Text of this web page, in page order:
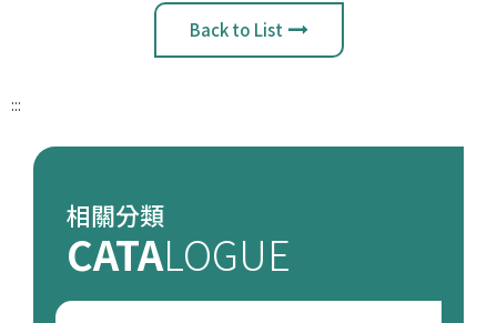
Back to List
:::
相關分類
CATALOGUE